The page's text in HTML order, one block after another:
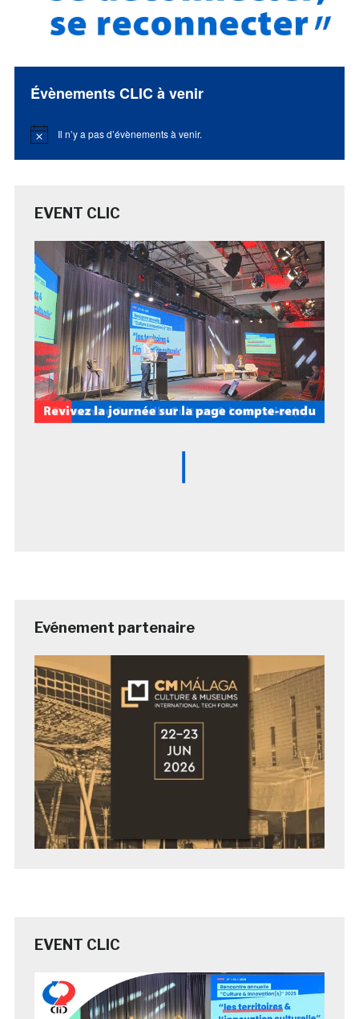
Évènements CLIC à venir
Notice Il n’y a pas d’évènements à venir.
EVENT CLIC
Evénement partenaire
EVENT CLIC